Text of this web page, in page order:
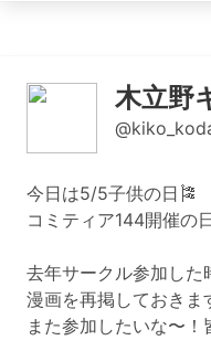
木立野
今日は5/5子供の日🎏
コミティア144開催の
去年サークル参加した
漫画を再掲しておきま
また参加したいな〜